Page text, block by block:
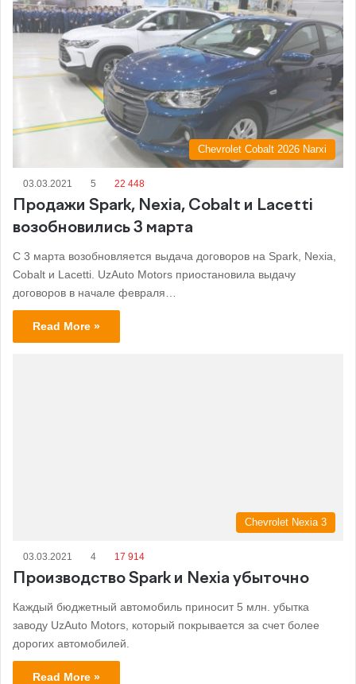
Chevrolet Cobalt 2026 Narxi
03.03.2021 5 22 448
Продажи Spark, Nexia, Cobalt и Lacetti
возобновились 3 марта
С 3 марта возобновляется выдача договоров на Spark, Nexia,
Cobalt и Lacetti. UzAuto Motors приостановила выдачу
договоров в начале февраля…
Read More »
Chevrolet Nexia 3
03.03.2021 4 17 914
Производство Spark и Nexia убыточно
Каждый бюджетный автомобиль приносит 5 млн. убытка
заводу UzAuto Motors, который покрывается за счет более
дорогих автомобилей.
Read More »